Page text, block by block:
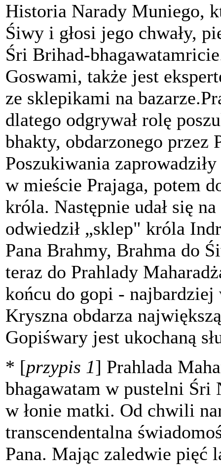
Historia Narady Muniego,
Śiwy i głosi jego chwały,
Śri Brihad-
Goswami, także jest
ze sklepikami na
dlatego odgrywał rolę
bhakty, obdarzonego przez
Poszukiwania
w mieście Prajaga, potem
króla. Następnie udał się
odwiedził „sklep" króla
Pana Brahmy, Brahma do
teraz do Prahlady
końcu do gopi - najbardziej
Kryszna obdarza
Gopiśwary jest ukochaną
* [przypis 1] Prahlada
bhagawatam w pustelni Śri
w łonie matki. Od chwili
transcendentalna
Pana. Mając zaledwie pięć